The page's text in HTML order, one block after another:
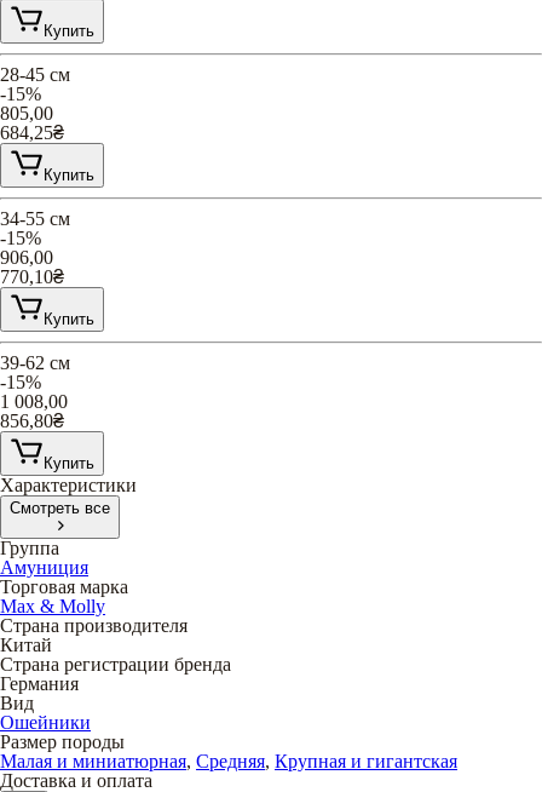
Купить
28-45 см
-15%
805,00
684,25₴
Купить
34-55 см
-15%
906,00
770,10₴
Купить
39-62 см
-15%
1 008,00
856,80₴
Купить
Характеристики
Смотреть все
Группа
Амуниция
Торговая марка
Max & Molly
Страна производителя
Китай
Страна регистрации бренда
Германия
Вид
Ошейники
Размер породы
Малая и миниатюрная, Средняя, Крупная и гигантская
Доставка и оплата